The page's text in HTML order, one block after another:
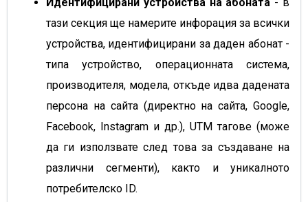
тази секция ще намерите инфорация за всички
устройства, идентифицирани за даден абонат -
типа устройство, операционната система,
производителя, модела, откъде идва дадената
персона на сайта (директно на сайта, Google,
Facebook, Instagram и др.), UTM тагове (може
да ги използвате след това за създаване на
различни сегменти), както и уникалното
потребителско ID.